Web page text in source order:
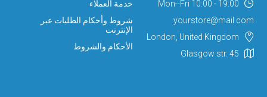
Mon--Fri 10:00 - 19:00
yourstore@mail.com
London, United Kingdom
Glasgow str. 45
خدمة العملاء
شروط وأحكام الطلبات عبر
الإنترنت
الأحكام والشروط